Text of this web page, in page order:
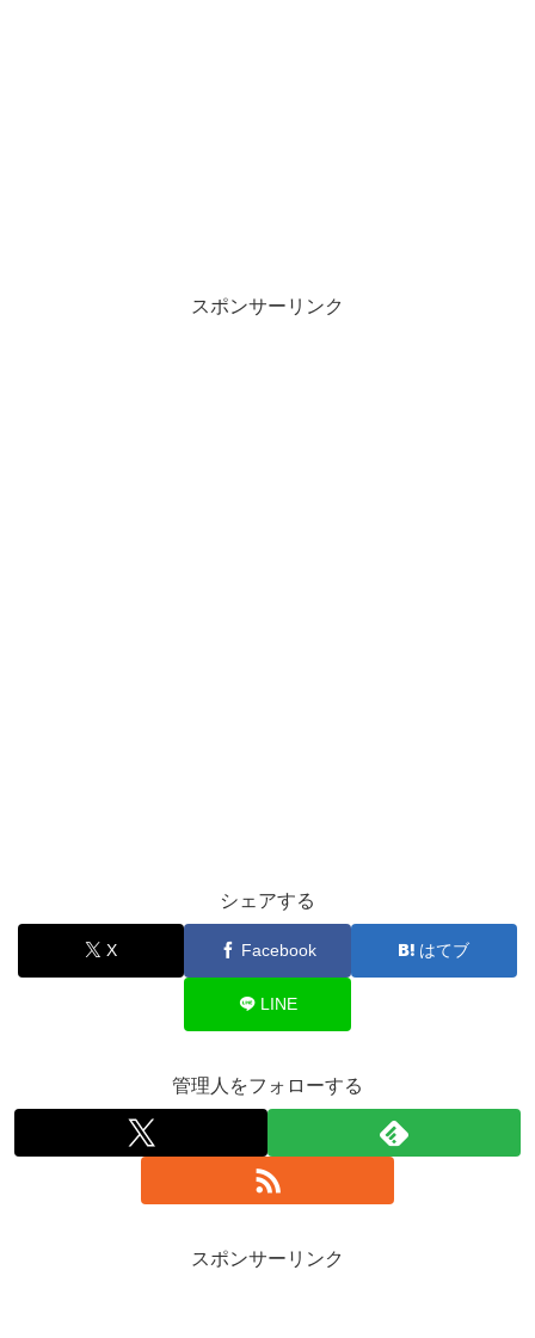
スポンサーリンク
シェアする
X Facebook はてブ
LINE
管理人をフォローする
スポンサーリンク